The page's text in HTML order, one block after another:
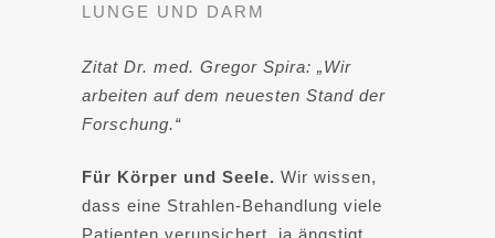
LUNGE UND DARM
Zitat Dr. med. Gregor Spira: „Wir
arbeiten auf dem neuesten Stand der
Forschung.“
Für Körper und Seele. Wir wissen,
dass eine Strahlen-Behandlung viele
Patienten verunsichert, ja ängstigt.